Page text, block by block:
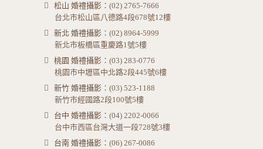
松山 婚禮攝影 ：(02) 2765-7666
台北市松山區八德路4段678號12樓
新北 婚禮攝影 ：(02) 8964-5999
新北市板橋區重慶路1號5樓
桃園 婚禮攝影 ：(03) 283-0776
桃園市中壢區中北路2段445號6樓
新竹 婚禮攝影 ：(03) 523-1188
新竹市經國路2段100號5樓
台中 婚禮攝影 ：(04) 2202-0066
台中市西區台灣大道一段728號3樓
台南 婚禮攝影 ：(06) 267-0086